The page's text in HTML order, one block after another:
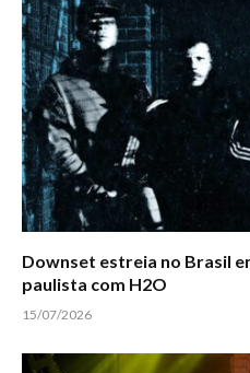
Downset estreia no Brasil
paulista com H2O
15/07/2026